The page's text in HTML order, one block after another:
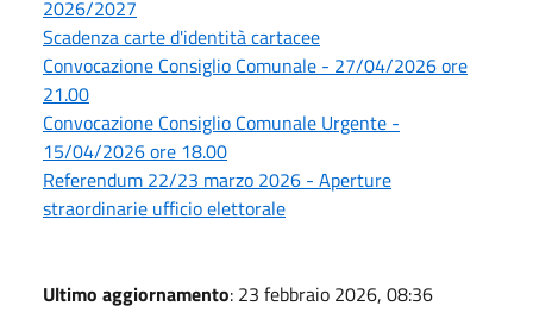
2026/2027
Scadenza carte d'identità cartacee
Convocazione Consiglio Comunale - 27/04/2026 ore
21.00
Convocazione Consiglio Comunale Urgente -
15/04/2026 ore 18.00
Referendum 22/23 marzo 2026 - Aperture
straordinarie ufficio elettorale
Ultimo aggiornamento: 23 febbraio 2026, 08:36